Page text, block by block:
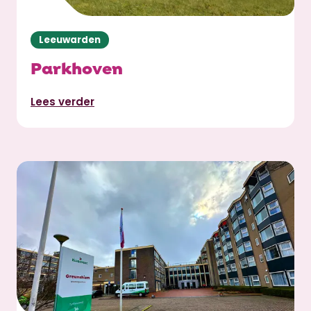
Leeuwarden
Parkhoven
Lees verder